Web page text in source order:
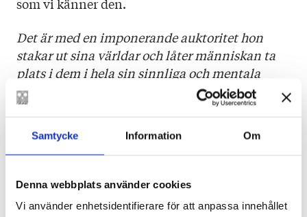
Samtycke Information Om
Denna webbplats använder cookies
Vi använder enhetsidentifierare för att anpassa innehållet
Det är med en imponerande auktoritet hon
stakar ut sina världar och låter människan ta
plats i dem i hela sin sinnliga och mentala
komplexitet.
ÅBO UNDERRÄTTELSER
Överlag är de tankeprocesser som väcks hos
läsaren bokens största behållning. Själva
grundidén är engagerande, Johansdotters
tankelek är intressant, och många av frågorna
har som sagt angelägna motsvarigheter i